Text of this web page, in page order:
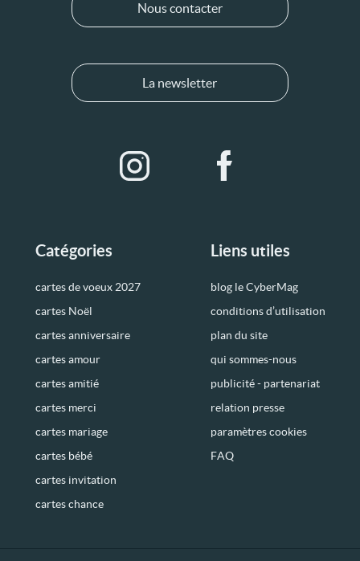
Catégories
cartes de voeux 2027
cartes Noël
cartes anniversaire
cartes amour
cartes amitié
cartes merci
cartes mariage
cartes bébé
cartes invitation
cartes chance
Liens utiles
blog le CyberMag
conditions d’utilisation
plan du site
qui sommes-nous
publicité - partenariat
relation presse
paramètres cookies
FAQ
Nous contacter
La newsletter